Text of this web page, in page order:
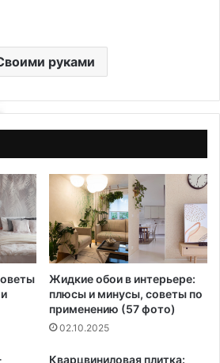
руками
Жидкие обои в интерьере:
плюсы и минусы, советы по
применению (57 фото)
02.10.2025
Кварцвиниловая плитка: